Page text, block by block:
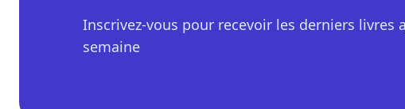
Inscrivez-vous pour recevoir les derniers livres
semaine